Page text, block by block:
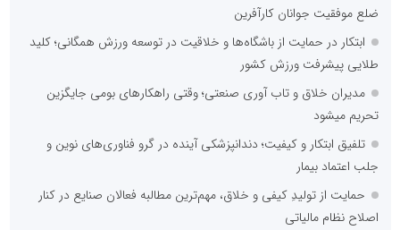
ضلع موفقیت جوانان کارآفرین
ابتکار در حمایت از باشگاه‌ها و خلاقیت در توسعه ورزش همگانی؛ کلید
طلایی پیشرفت ورزش کشور
مدیران خلاق و تاب آوری صنعتی؛ وقتی راهکارهای بومی جایگزین
تحریم میشود
تلفیق ابتکار و کیفیت؛ دندانپزشکی آینده در گرو فناوری‌های نوین و
جلب اعتماد بیمار
حمایت از تولیدِ کیفی و خلاق، مهم‌ترین مطالبه فعالان صنایع در کنار
اصلاح نظام مالیاتی